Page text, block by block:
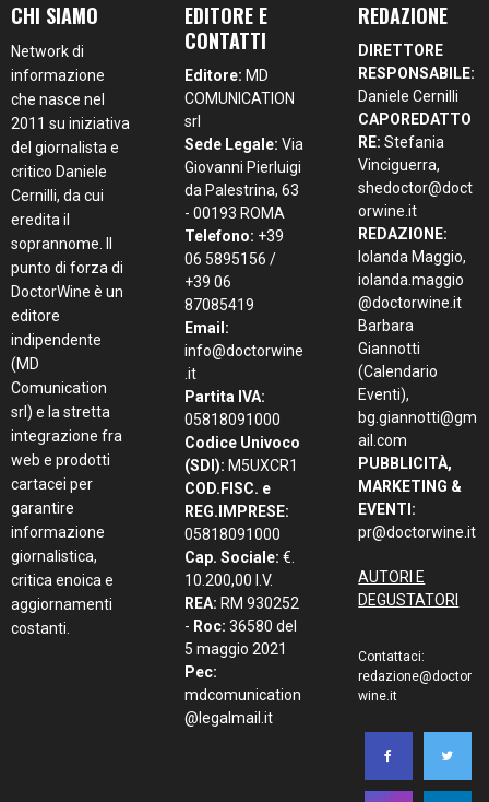
CHI SIAMO
Network di
informazione
che nasce nel
2011 su iniziativa
del giornalista e
critico Daniele
Cernilli, da cui
eredita il
soprannome. Il
punto di forza di
DoctorWine è un
editore
indipendente
(MD
Comunication
srl) e la stretta
integrazione fra
web e prodotti
cartacei per
garantire
informazione
giornalistica,
critica enoica e
aggiornamenti
costanti.
EDITORE E
CONTATTI
Editore: MD
COMUNICATION
srl
Sede Legale: Via
Giovanni Pierluigi
da Palestrina, 63
- 00193 ROMA
Telefono: +39
06 5895156 /
+39 06
87085419
Email:
info@doctorwine
.it
Partita IVA:
05818091000
Codice Univoco
(SDI): M5UXCR1
COD.FISC. e
REG.IMPRESE:
05818091000
Cap. Sociale: €.
10.200,00 I.V.
REA: RM 930252
- Roc: 36580 del
5 maggio 2021
Pec:
mdcomunication
@legalmail.it
REDAZIONE
DIRETTORE
RESPONSABILE:
Daniele Cernilli
CAPOREDATTO
RE: Stefania
Vinciguerra,
shedoctor@doct
orwine.it
REDAZIONE:
Iolanda Maggio,
iolanda.maggio
@doctorwine.it
Barbara
Giannotti
(Calendario
Eventi),
bg.giannotti@gm
ail.com
PUBBLICITÀ,
MARKETING &
EVENTI:
pr@doctorwine.it
AUTORI E
DEGUSTATORI
Contattaci:
redazione@doctor
wine.it